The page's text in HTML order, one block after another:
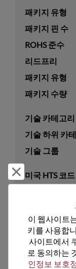
패키지 유형
패키지 핀 수
ROHS 준수
리드프리
패키지 유형
패키지 수량
기술 카테고리
기술 하위 카
기술 그룹
미국 HTS 코드
거부 및 닫기
이 웹사이트
키를 사용합
사이트에서
로 동의하는
인정보 보호